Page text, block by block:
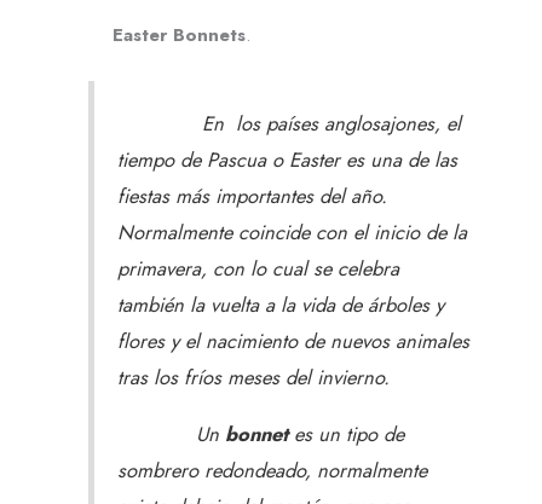
Easter Bonnets.
En los países anglosajones, el
tiempo de Pascua o Easter es una de las
fiestas más importantes del año.
Normalmente coincide con el inicio de la
primavera, con lo cual se celebra
también la vuelta a la vida de árboles y
flores y el nacimiento de nuevos animales
tras los fríos meses del invierno.
Un bonnetes un tipo de
sombrero redondeado, normalmente